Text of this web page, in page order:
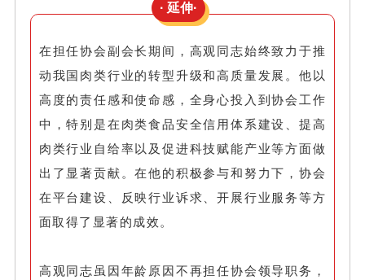
· 延伸·
在担任协会副会长期间，高观同志始终致力于推
动我国肉类行业的转型升级和高质量发展。他以
高度的责任感和使命感，全身心投入到协会工作
中，特别是在肉类食品安全信用体系建设、提高
肉类行业自给率以及促进科技赋能产业等方面做
出了显著贡献。在他的积极参与和努力下，协会
在平台建设、反映行业诉求、开展行业服务等方
面取得了显著的成效。
高观同志虽因年龄原因不再担任协会领导职务，